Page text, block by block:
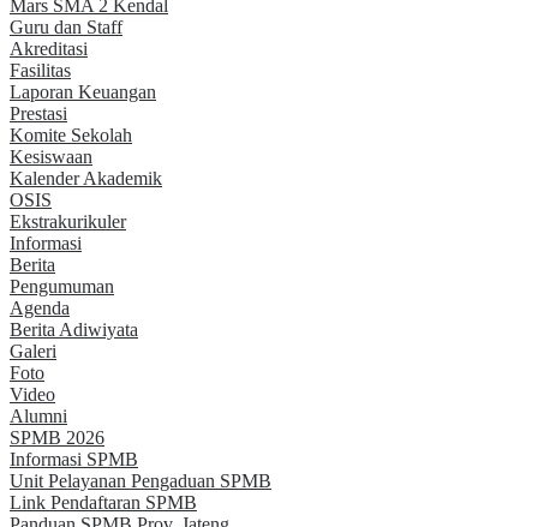
Mars SMA 2 Kendal
Guru dan Staff
Akreditasi
Fasilitas
Laporan Keuangan
Prestasi
Komite Sekolah
Kesiswaan
Kalender Akademik
OSIS
Ekstrakurikuler
Informasi
Berita
Pengumuman
Agenda
Berita Adiwiyata
Galeri
Foto
Video
Alumni
SPMB 2026
Informasi SPMB
Unit Pelayanan Pengaduan SPMB
Link Pendaftaran SPMB